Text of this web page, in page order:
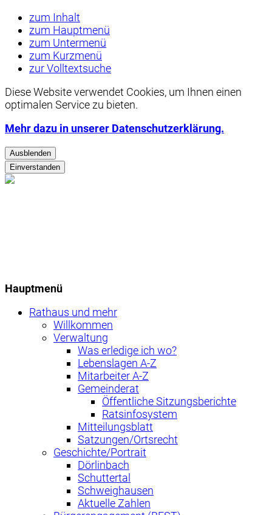
zum Inhalt
zum Hauptmenü
zum Untermenü
zum Kurzmenü
zur Volltextsuche
Diese Website verwendet Cookies, um Ihnen einen
optimalen Service zu bieten.
Mehr dazu in unserer Datenschutzerklärung.
Ausblenden
Einverstanden
Hauptmenü
Rathaus und mehr
Willkommen
Verwaltung
Was erledige ich wo?
Lebenslagen A-Z
Mitarbeiter A-Z
Gemeinderat
Öffentliche Sitzungsberichte
Ratsinfosystem
Mitteilungsblatt
Satzungen/Ortsrecht
Geschichte/Portrait
Dörlinbach
Schuttertal
Schweighausen
Aktuelle Zahlen